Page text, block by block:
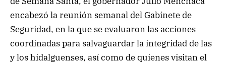
encabezó la reunión semanal del Gabinete de
Seguridad, en la que se evaluaron las acciones
coordinadas para salvaguardar la integridad de las
y los hidalguenses, así como de quienes visitan el